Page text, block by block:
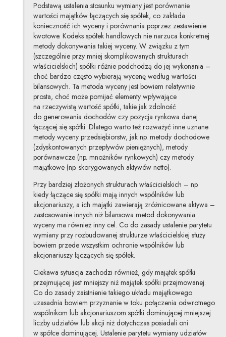
Podstawą ustalenia stosunku wymiany jest porównanie
wartości majątków łączących się spółek, co zakłada
konieczność ich wyceny i porównania poprzez zestawienie
kwotowe. Kodeks spółek handlowych nie narzuca konkretnej
metody dokonywania takiej wyceny. W związku z tym
(szczególnie przy mniej skomplikowanych strukturach
właścicielskich) spółki różnie podchodzą do jej wykonania –
choć bardzo często wybierają wycenę według wartości
bilansowych. Ta metoda wyceny jest bowiem relatywnie
prosta, choć może pomijać elementy wpływające
na rzeczywistą wartość spółki, takie jak zdolność
do generowania dochodów czy pozycja rynkowa danej
łączącej się spółki. Dlatego warto też rozważyć inne uznane
metody wyceny przedsiębiorstw, jak np. metody dochodowe
(zdyskontowanych przepływów pieniężnych), metody
porównawcze (np. mnożników rynkowych) czy metody
majątkowe (np. skorygowanych aktywów netto).
Przy bardziej złożonych strukturach właścicielskich – np.
kiedy łączące się spółki mają innych wspólników lub
akcjonariuszy, a ich majątki zawierają zróżnicowane aktywa –
zastosowanie innych niż bilansowa metod dokonywania
wyceny ma również inny cel. Co do zasady ustalenie parytetu
wymiany przy rozbudowanej strukturze właścicielskiej służy
bowiem przede wszystkim ochronie wspólników lub
akcjonariuszy łączących się spółek.
Ciekawa sytuacja zachodzi również, gdy majątek spółki
przejmującej jest mniejszy niż majątek spółki przejmowanej.
Co do zasady zaistnienie takiego układu majątkowego
uzasadnia bowiem przyznanie w toku połączenia odwrotnego
wspólnikom lub akcjonariuszom spółki dominującej mniejszej
liczby udziałów lub akcji niż dotychczas posiadali oni
w spółce dominującej. Ustalenie parytetu wymiany udziałów